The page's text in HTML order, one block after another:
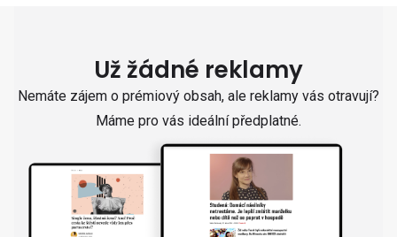
Už žádné reklamy
Nemáte zájem o prémiový obsah, ale reklamy vás otravují?
Máme pro vás ideální předplatné.